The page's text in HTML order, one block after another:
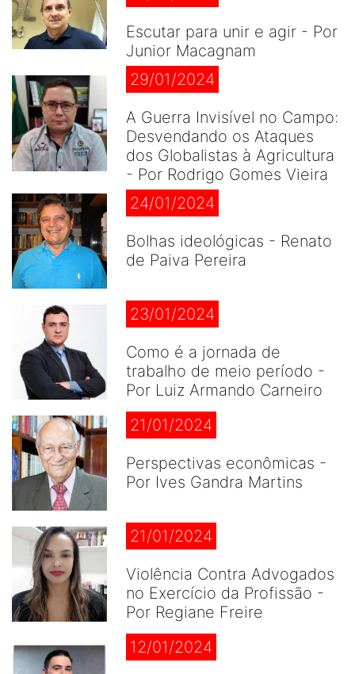
Escutar para unir e agir - Por
Junior Macagnam
29/01/2024
A Guerra Invisível no Campo:
Desvendando os Ataques
dos Globalistas à Agricultura
- Por Rodrigo Gomes Vieira
24/01/2024
Bolhas ideológicas - Renato
de Paiva Pereira
23/01/2024
Como é a jornada de
trabalho de meio período -
Por Luiz Armando Carneiro
21/01/2024
Perspectivas econômicas -
Por Ives Gandra Martins
21/01/2024
Violência Contra Advogados
no Exercício da Profissão -
Por Regiane Freire
12/01/2024